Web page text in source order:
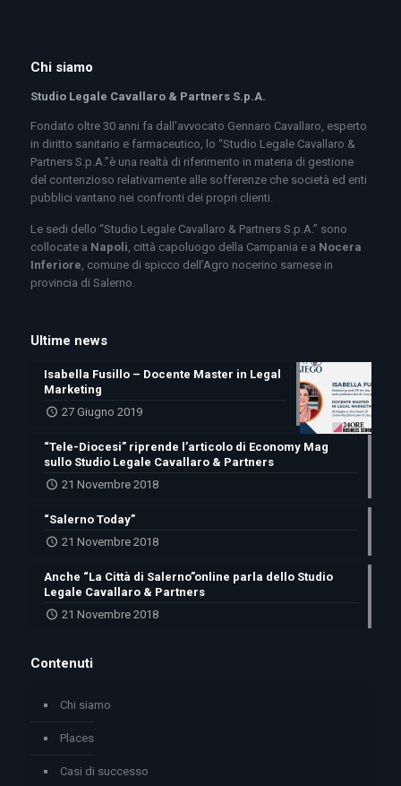
Chi siamo
Studio Legale Cavallaro & Partners S.p.A.
Fondato oltre 30 anni fa dall’avvocato Gennaro Cavallaro, esperto
in diritto sanitario e farmaceutico, lo “Studio Legale Cavallaro &
Partners S.p.A.”è una realtà di riferimento in materia di gestione
del contenzioso relativamente alle sofferenze che società ed enti
pubblici vantano nei confronti dei propri clienti.
Le sedi dello “Studio Legale Cavallaro & Partners S.p.A.” sono
collocate a Napoli, città capoluogo della Campania e a Nocera
Inferiore, comune di spicco dell’Agro nocerino sarnese in
provincia di Salerno.
Ultime news
Isabella Fusillo – Docente Master in Legal
Marketing
27 Giugno 2019
“Tele-Diocesi” riprende l’articolo di Economy Mag
sullo Studio Legale Cavallaro & Partners
21 Novembre 2018
“Salerno Today”
21 Novembre 2018
Anche “La Città di Salerno”online parla dello Studio
Legale Cavallaro & Partners
21 Novembre 2018
Contenuti
Chi siamo
Places
Casi di successo